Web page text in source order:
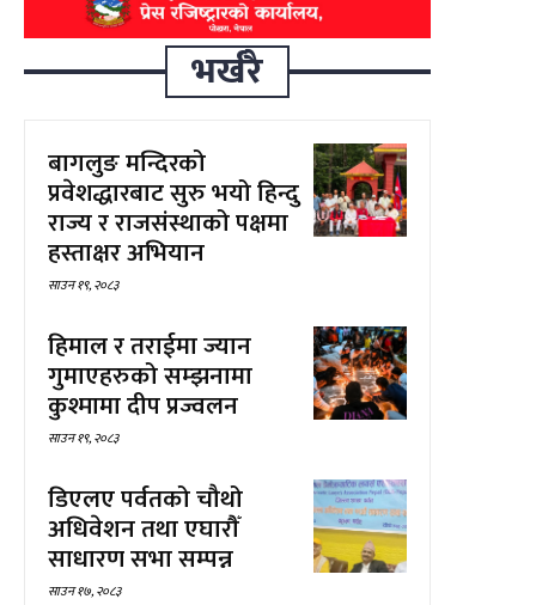
भर्खरै
बागलुङ मन्दिरको
प्रवेशद्धारबाट सुरु भयो हिन्दु
राज्य र राजसंस्थाको पक्षमा
हस्ताक्षर अभियान
साउन १९, २०८३
हिमाल र तराईमा ज्यान
गुमाएहरुको सम्झनामा
कुश्मामा दीप प्रज्वलन
साउन १९, २०८३
डिएलए पर्वतको चौथो
अधिवेशन तथा एघारौँ
साधारण सभा सम्पन्न
साउन १७, २०८३